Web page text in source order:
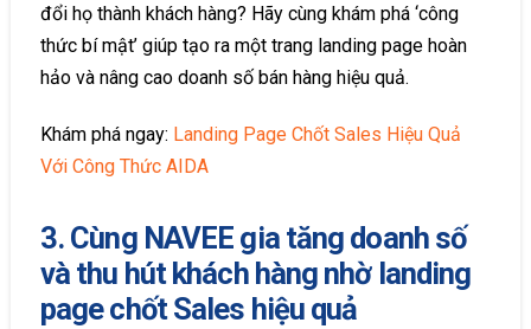
đổi họ thành khách hàng? Hãy cùng khám phá ‘công
thức bí mật’ giúp tạo ra một trang landing page hoàn
hảo và nâng cao doanh số bán hàng hiệu quả.
Khám phá ngay: Landing Page Chốt Sales Hiệu Quả
Với Công Thức AIDA
3. Cùng NAVEE gia tăng doanh số
và thu hút khách hàng nhờ landing
page chốt Sales hiệu quả